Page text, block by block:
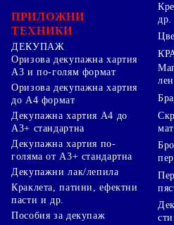
ПРИЛОЖНИ
ТЕХНИКИ
ДЕКУПАЖ
Оризова декупажна хартия
А3 и по-голям формат
Оризова декупажна хартия
до А4 формат
Декупажна хартия А4 до
А3+ стандартна
Декупажна хартия по-
голяма от А3+ стандартна
Декупажни лак/лепила
Краклета, патини, ефектни
пасти и др.
Пособия за декупаж
др.